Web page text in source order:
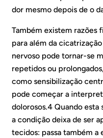
dor mesmo depois de o
Também existem razões
para além da
nervoso pode tornar-se
repetidos ou
como sensibilização
pode começar a
dolorosos.4 Quando esta
a condição deixa de ser
tecidos: passa também a